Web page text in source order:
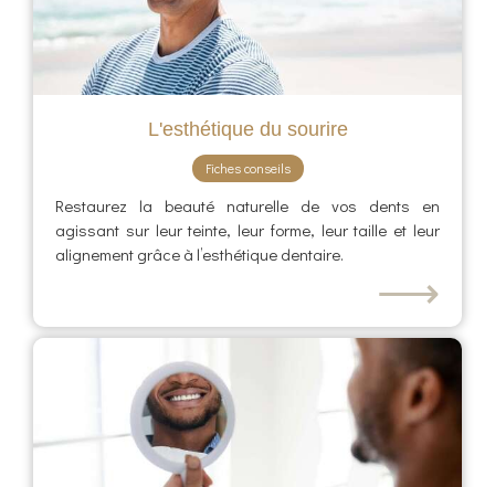
L'esthétique du sourire
Fiches conseils
Restaurez la beauté naturelle de vos dents en
agissant sur leur teinte, leur forme, leur taille et leur
alignement grâce à l’esthétique dentaire.
⟶